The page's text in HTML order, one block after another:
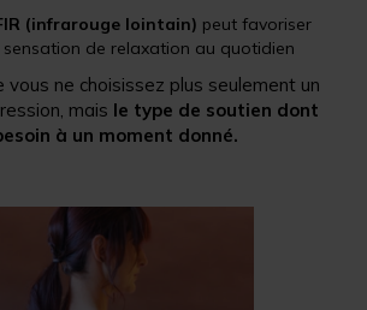
(infrarouge lointain) peut favoriser
de relaxation au quotidien
vous ne choisissez plus seulement un
mais le type de soutien dont
à un moment donné.